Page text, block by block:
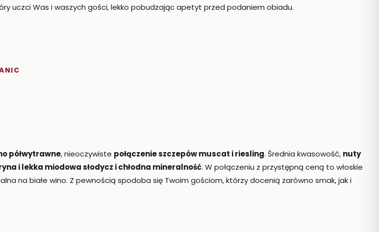
uczci Was i waszych gości, lekko pobudzając apetyt przed podaniem obiadu.
półwytrawne, nieoczywiste połączenie szczepów muscat i riesling. Średnia kwasowość, nuty
i lekka miodowa słodycz i chłodna mineralność. W połączeniu z przystępną ceną to włoskie
na białe wino. Z pewnością spodoba się Twoim gościom, którzy docenią zarówno smak, jak i